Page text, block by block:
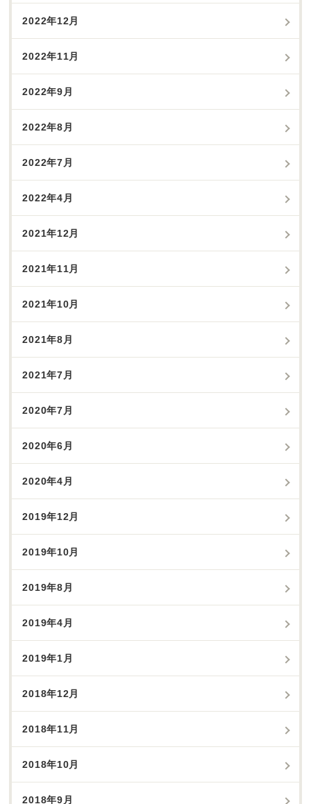
2022年12月
2022年11月
2022年9月
2022年8月
2022年7月
2022年4月
2021年12月
2021年11月
2021年10月
2021年8月
2021年7月
2020年7月
2020年6月
2020年4月
2019年12月
2019年10月
2019年8月
2019年4月
2019年1月
2018年12月
2018年11月
2018年10月
2018年9月